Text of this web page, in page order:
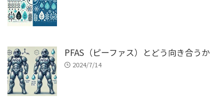
PFAS（ピーファス）とどう向き合うか
2024/7/14